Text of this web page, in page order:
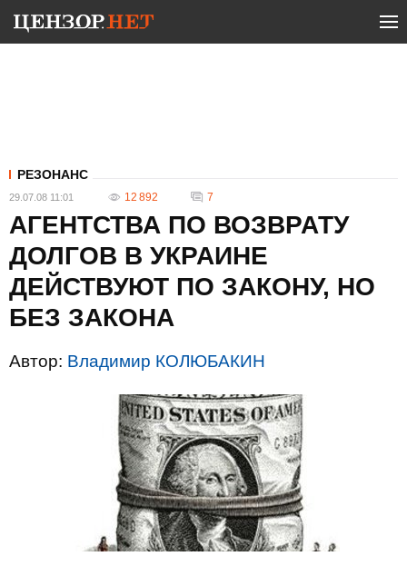
РЕЗОНАНС
29.07.08 11:01 12 892 7
АГЕНТСТВА ПО ВОЗВРАТУ
ДОЛГОВ В УКРАИНЕ
ДЕЙСТВУЮТ ПО ЗАКОНУ, НО
БЕЗ ЗАКОНА
Автор: Владимир КОЛЮБАКИН